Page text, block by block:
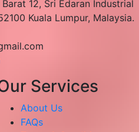
12, Sri Edaran Industrial
Kuala Lumpur, Malaysia.
Services
About Us
FAQs